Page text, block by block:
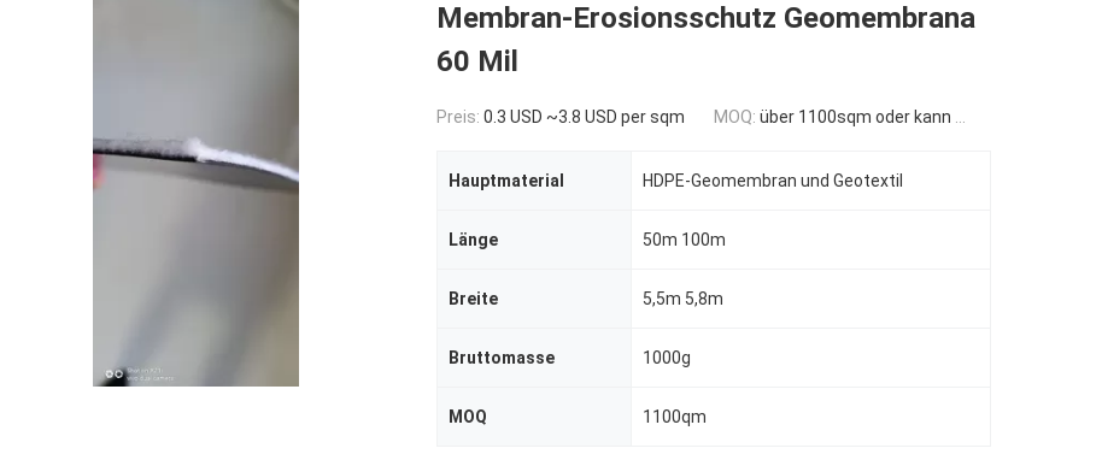
Membran-Erosionsschutz Geomembrana
60 Mil
Preis: 0.3 USD ~3.8 USD per sqm MOQ: über 1100sqm oder kann verhandelt werden
Hauptmaterial HDPE-Geomembran und Geotextil
Länge 50m 100m
Breite 5,5m 5,8m
Bruttomasse 1000g
MOQ 1100qm